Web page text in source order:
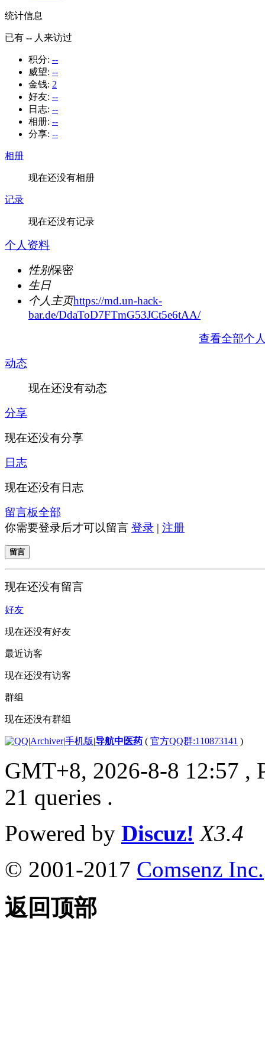
统计信息
已有 -- 人来访过
积分: --
威望: --
金钱: 2
好友: --
日志: --
相册: --
分享: --
相册
现在还没有相册
记录
现在还没有记录
个人资料
性别保密
生日
个人主页https://md.un-hack-
bar.de/DdaToD7FTmG53JCt5e6tAA/
查看全部个
动态
现在还没有动态
分享
现在还没有分享
日志
现在还没有日志
留言板全部
你需要登录后才可以留言 登录 | 注册
留言
现在还没有留言
好友
现在还没有好友
最近访客
现在还没有访客
群组
现在还没有群组
|Archiver|手机版|导航中医药 ( 官方QQ群:110873141 )
GMT+8, 2026-8-8 12:57 ,
21 queries .
Powered by Discuz! X3.4
© 2001-2017 Comsenz Inc.
返回顶部